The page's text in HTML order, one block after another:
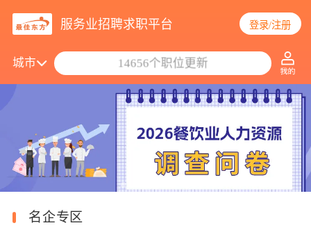
服务业招聘求职平台 登录/注册
城市
14656个职位更新
名企专区